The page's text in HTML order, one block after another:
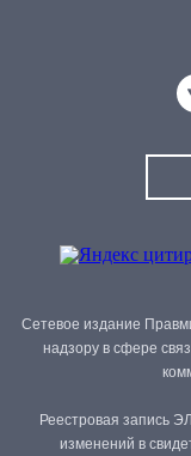
Сетевое издание
надзору в сфере
Реестровая запись
изменений в